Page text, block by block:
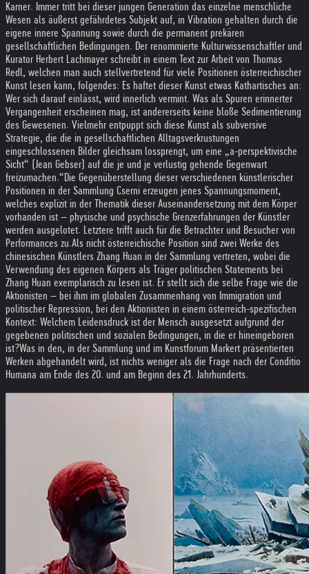
Karner. Immer tritt bei dieser jungen Generation das einzelne menschliche
Wesen als äußerst gefährdetes Subjekt auf, in Vibration gehalten durch die
eigene innere Spannung sowie durch die permanent prekären
gesellschaftlichen Bedingungen. Der renommierte Kulturwissenschaftler und
Kurator Herbert Lachmayer schreibt in einem Text zur Arbeit von Thomas
Redl, welchen man auch stellvertretend für viele Positionen österreichischer
Kunst lesen kann, folgendes: Es haftet dieser Kunst etwas Kathartisches an:
Wer sich darauf einlässt, wird innerlich vermint. Was als Spuren erinnerter
Vergangenheit erscheinen mag, ist andererseits keine bloße Sedimentierung
des Gewesenen. Vielmehr entpuppt sich diese Kunst als subversive
Strategie, die die in gesellschaftlichen Alltagsverkrustungen
eingeschlossenen Bilder gleichsam lossprengt, um eine „a-perspektivische
Sicht“ (Jean Gebser) auf die je und je verlustig gehende Gegenwart
freizumachen.“ Die Gegenüberstellung dieser verschiedenen künstlerischer
Positionen in der Sammlung Cserni erzeugen jenes Spannungsmoment,
welches explizit in der Thematik dieser Auseinandersetzung mit dem Körper
vorhanden ist – physische und psychische Grenzerfahrungen der Künstler
werden ausgelotet. Letztere trifft auch für die Betrachter und Besucher von
Performances zu.Als nicht österreichische Position sind zwei Werke des
chinesischen Künstlers Zhang Huan in der Sammlung vertreten, wobei die
Verwendung des eigenen Körpers als Träger politischen Statements bei
Zhang Huan exemplarisch zu lesen ist. Er stellt sich die selbe Frage wie die
Aktionisten – bei ihm im globalen Zusammenhang von Immigration und
politischer Repression, bei den Aktionisten in einem österreich-spezifischen
Kontext: Welchem Leidensdruck ist der Mensch ausgesetzt aufgrund der
gegebenen politischen und sozialen Bedingungen, in die er hineingeboren
ist?Was in den, in der Sammlung und im Kunstforum Markert präsentierten
Werken abgehandelt wird, ist nichts weniger als die Frage nach der Conditio
Humana am Ende des 20. und am Beginn des 21. Jahrhunderts.